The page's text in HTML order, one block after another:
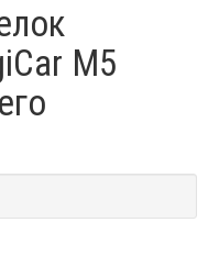
M5